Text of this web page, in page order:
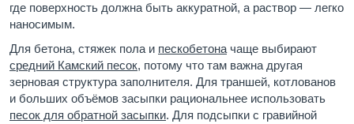
где поверхность должна быть аккуратной, а раствор — легко
наносимым.
Для бетона, стяжек пола и пескобетона чаще выбирают
средний Камский песок, потому что там важна другая
зерновая структура заполнителя. Для траншей, котлованов
и больших объёмов засыпки рациональнее использовать
песок для обратной засыпки. Для подсыпки с гравийной